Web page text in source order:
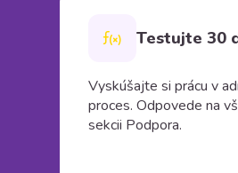
Testujte 30
Vyskúšajte si prácu v
proces. Odpovede na
sekcii Podpora.